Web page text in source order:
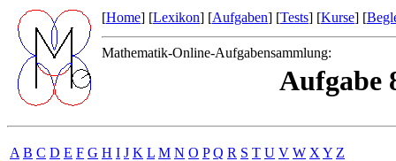
[Home] [Lexikon] [Aufgaben] [Tests] [Kurse] [
Mathematik-Online-Aufgabensammlung:
Aufgabe
A B C D E F G H I J K L M N O P Q R S T U V W X Y Z